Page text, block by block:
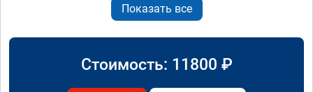
Показать все
Стоимость: 11800 ₽